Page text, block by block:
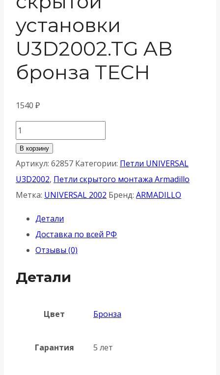
установки
U3D2002.TG AB
бронза TECH
1540 ₽
Количество
товара
Петля
Armadillo
(Армадилло)
установки
U3D2002.TG
бронза
TECH
В корзину
Артикул: 62857 Категории: Петли UNIVERSAL
U3D2002, Петли скрытого монтажа Armadillo
Метка: UNIVERSAL 2002 Бренд: ARMADILLO
Детали
Доставка по всей РФ
Отзывы (0)
Детали
Цвет Бронза
Гарантия 5 лет